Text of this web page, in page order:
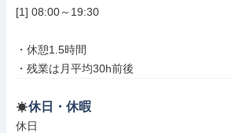
[1] 08:00～19:30
・休憩1.5時間
・残業は月平均30h前後
休日・休暇
休日